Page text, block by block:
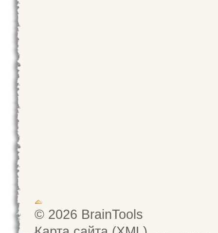
© 2026 BrainTools